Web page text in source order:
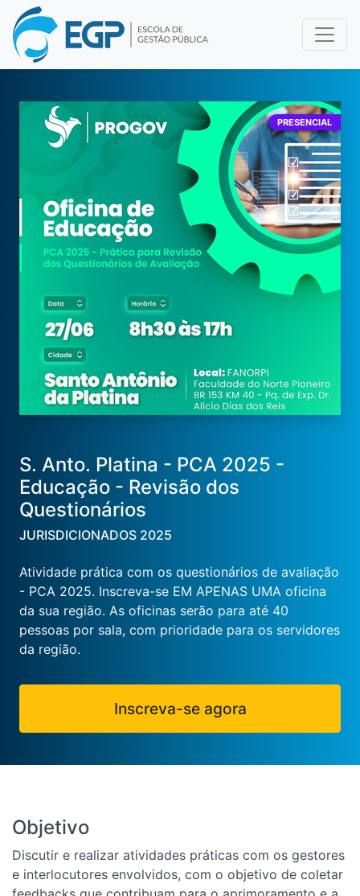
PRESENCIAL
S. Anto. Platina - PCA 2025 -
Educação - Revisão dos
Questionários
JURISDICIONADOS 2025
Atividade prática com os questionários de avaliação
- PCA 2025. Inscreva-se EM APENAS UMA oficina
da sua região. As oficinas serão para até 40
pessoas por sala, com prioridade para os servidores
da região.
Inscreva-se agora
Objetivo
Discutir e realizar atividades práticas com os gestores
e interlocutores envolvidos, com o objetivo de coletar